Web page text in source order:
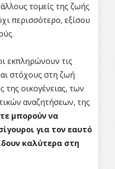
τομείς της ζωής
περισσότερο, εξίσου
εκπληρώνουν τις
στόχους στη ζωή
της οικογένειας, των
αναζητήσεων, της
μπορούν να
για τον εαυτό
καλύτερα στη